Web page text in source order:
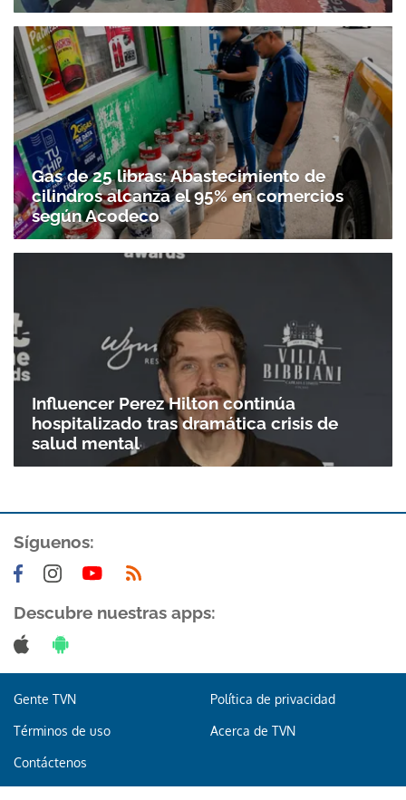
Gas de 25 libras: Abastecimiento de
cilindros alcanza el 95% en comercios
según Acodeco
Influencer Perez Hilton continúa
hospitalizado tras dramática crisis de
salud mental
Síguenos:
Descubre nuestras apps:
Gente TVN Política de privacidad
Términos de uso Acerca de TVN
Contáctenos